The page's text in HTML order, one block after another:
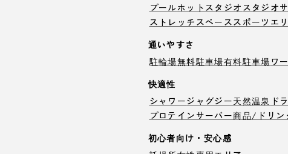
プールホットスタジオ スタジオ
ストレッチスペーススポーツエ
通いやすさ
駐輪場無料駐車場有料駐車場 ワ
快適性
シャワージャグジー天然温泉 ド
プロテインサーバー商品/ドリン
初心者向け・安心感